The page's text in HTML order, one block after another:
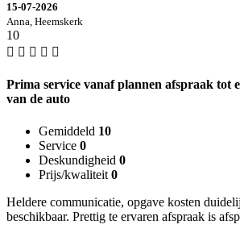
15-07-2026
Anna, Heemskerk
10
Prima service vanaf plannen afspraak tot
van de auto
Gemiddeld 10
Service 0
Deskundigheid 0
Prijs/kwaliteit 0
Heldere communicatie, opgave kosten
beschikbaar. Prettig te ervaren afspraak is